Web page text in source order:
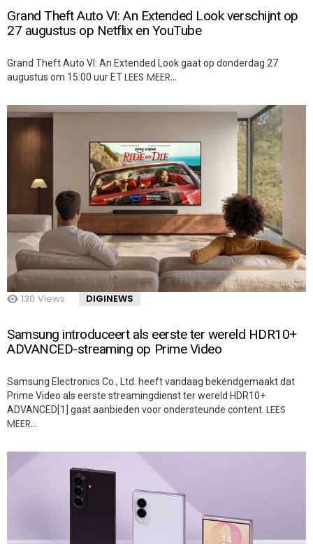
Grand Theft Auto VI: An Extended Look verschijnt op
27 augustus op Netflix en YouTube
Grand Theft Auto VI: An Extended Look gaat op donderdag 27
augustus om 15:00 uur ETLEES MEER…
130 Views DIGINEWS
Samsung introduceert als eerste ter wereld HDR10+
ADVANCED-streaming op Prime Video
Samsung Electronics Co., Ltd. heeft vandaag bekendgemaakt dat
Prime Video als eerste streamingdienst ter wereld HDR10+
ADVANCED[1] gaat aanbieden voor ondersteunde content. LEES
MEER…